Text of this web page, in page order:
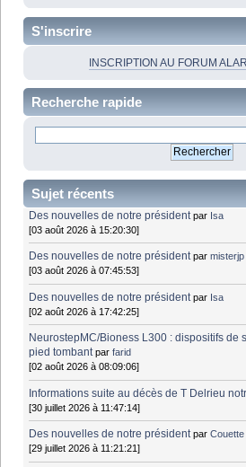
S'inscrire
INSCRIPTION AU FORUM
Recherche rapide
Sujet récents
Des nouvelles de notre président par Isa
[03 août 2026 à 15:20:30]
Des nouvelles de notre président parmisterjp
[03 août 2026 à 07:45:53]
Des nouvelles de notre président par Isa
[02 août 2026 à 17:42:25]
NeurostepMC/Bioness L300 : dispositifs de
pied tombant parfarid
[02 août 2026 à 08:09:06]
Informations suite au décès de T Delrieu
[30 juillet 2026 à 11:47:14]
Des nouvelles de notre président parCouette
[29 juillet 2026 à 11:21:21]